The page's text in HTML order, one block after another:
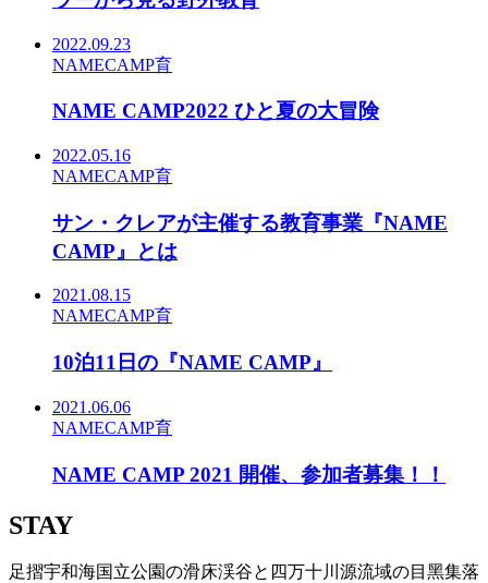
2022.09.23
NAMECAMP育
NAME CAMP2022 ひと夏の大冒険
2022.05.16
NAMECAMP育
サン・クレアが主催する教育事業『NAME
CAMP』とは
2021.08.15
NAMECAMP育
10泊11日の『NAME CAMP』
2021.06.06
NAMECAMP育
NAME CAMP 2021 開催、参加者募集！！
STAY
足摺宇和海国立公園の滑床渓谷と四万十川源流域の目黑集落